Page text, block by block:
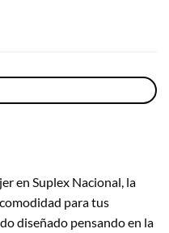
en Suplex Nacional, la
para tus
diseñado pensando en la